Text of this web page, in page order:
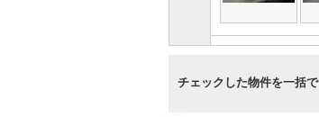
チェックした物件を一括で